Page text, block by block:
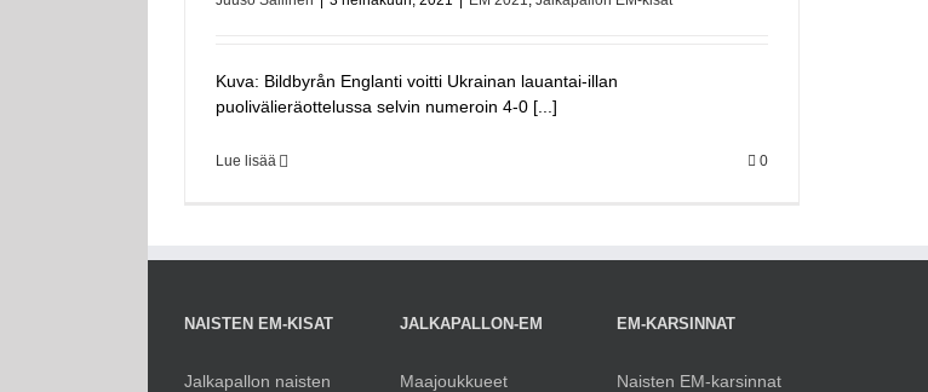
Kuva: Bildbyrån Englanti voitti Ukrainan lauantai-illan
puolivälieräottelussa selvin numeroin 4-0 [...]
Lue lisää 0
NAISTEN EM-KISAT
Jalkapallon naisten
JALKAPALLON-EM
Maajoukkueet
EM-KARSINNAT
Naisten EM-karsinnat